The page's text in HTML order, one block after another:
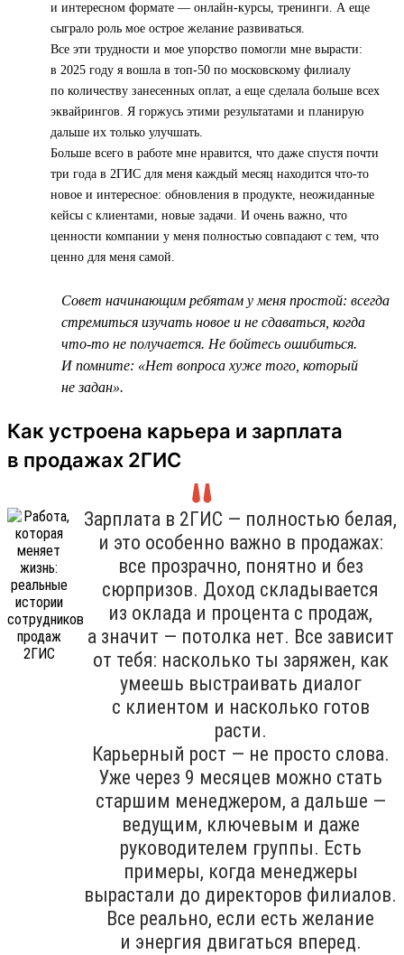
и интересном формате — онлайн-курсы, тренинги. А еще
сыграло роль мое острое желание развиваться.
Все эти трудности и мое упорство помогли мне вырасти:
в 2025 году я вошла в топ‑50 по московскому филиалу
по количеству занесенных оплат, а еще сделала больше всех
эквайрингов. Я горжусь этими результатами и планирую
дальше их только улучшать.
Больше всего в работе мне нравится, что даже спустя почти
три года в 2ГИС для меня каждый месяц находится что-то
новое и интересное: обновления в продукте, неожиданные
кейсы с клиентами, новые задачи. И очень важно, что
ценности компании у меня полностью совпадают с тем, что
ценно для меня самой.
Совет начинающим ребятам у меня простой: всегда
стремиться изучать новое и не сдаваться, когда
что-то не получается. Не бойтесь ошибиться.
И помните: «Нет вопроса хуже того, который
не задан».
Как устроена карьера и зарплата
в продажах 2ГИС
Зарплата в 2ГИС — полностью белая,
и это особенно важно в продажах:
все прозрачно, понятно и без
сюрпризов. Доход складывается
из оклада и процента с продаж,
а значит — потолка нет. Все зависит
от тебя: насколько ты заряжен, как
умеешь выстраивать диалог
с клиентом и насколько готов
расти.
Карьерный рост — не просто слова.
Уже через 9 месяцев можно стать
старшим менеджером, а дальше —
ведущим, ключевым и даже
руководителем группы. Есть
примеры, когда менеджеры
вырастали до директоров филиалов.
Все реально, если есть желание
и энергия двигаться вперед.